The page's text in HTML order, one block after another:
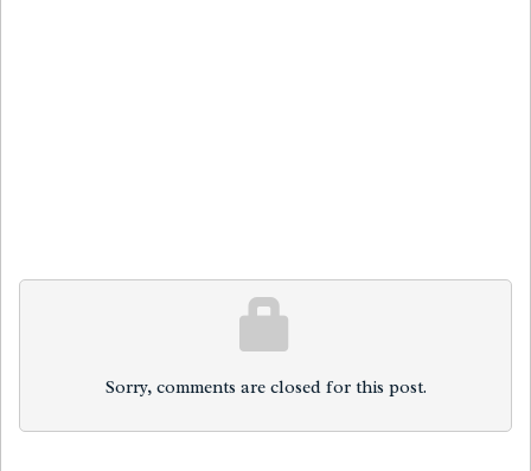
Sorry, comments are closed for this post.